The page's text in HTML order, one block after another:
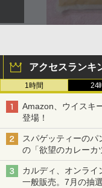
アクセスランキ
1時間 24
Amazon、ウイスキ
登場！
スパゲッティーのパ
の「欲望のカレーカ
カルディ、オンライ
一般販売。7月の抽